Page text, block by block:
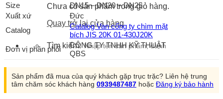
Chưa có sản phẩm trong giỏ hàng.
Quay trở lại cửa hàng
Tìm kiếm:
Size
DN15 – DN20 – DN25
Xuất xứ
Đức
Catalog
Catalog Van cổng ty chìm mặt
bích JIS 20K 01-430J20K
Đơn vị phân phối
CÔNG TY TNHH KỸ THUẬT
QBS
Sản phẩm đã mua của quý khách gặp trục trặc? Liên hệ trung
tâm chăm sóc khách hàng 0939487487 hoặc Đăng ký bảo hành